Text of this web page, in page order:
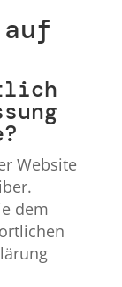
Website
dem